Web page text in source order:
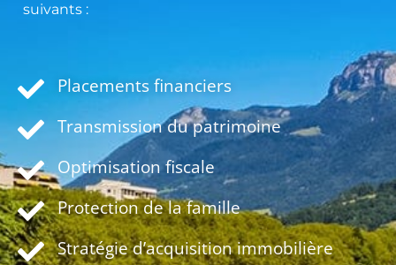
suivants :
Placements financiers
Transmission du patrimoine
Optimisation fiscale
Protection de la famille
Stratégie d’acquisition immobilière